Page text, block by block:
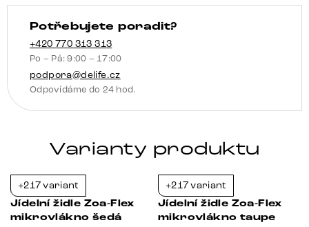
360°
otočná
houpací
funkce
taštičkové
pružiny
množství
Potřebujete poradit?
+420 770 313 313
Po – Pá: 9:00 – 17:00
podpora@delife.cz
Odpovídáme do 24 hod.
Varianty produktu
+217 variant
Jídelní židle Zoa-Flex
mikrovlákno šedá
+217 variant
Jídelní židle Zoa-Flex
mikrovlákno taupe